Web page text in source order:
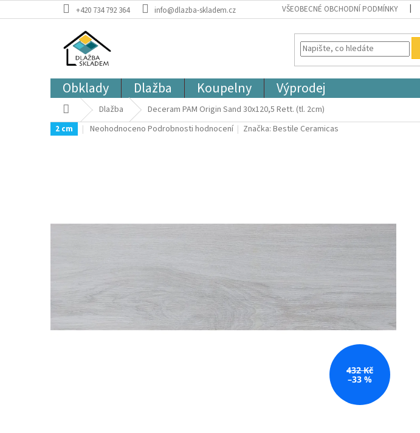
na
+420 734 792 364 info@dlazba-skladem.cz VŠEOBECNÉ OBCHODNÍ PODMÍNKY
Obklady Dlažba Koupelny Výprodej
Domů Dlažba Deceram PAM Origin Sand 30x120,5 Rett. (tl. 2cm)
2 cm
Průměrné
Neohodnoceno Podrobnosti hodnocení Značka:Bestile Ceramicas
432 Kč
–33 %